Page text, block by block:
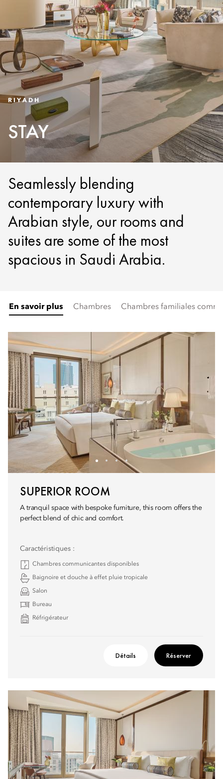
RIYADH
STAY
Seamlessly blending
contemporary luxury with
Arabian style, our rooms and
suites are some of the most
spacious in Saudi Arabia.
En savoir plus Chambres Chambres familiales
SUPERIOR ROOM
A tranquil space with bespoke furniture, this room offers the
perfect blend of chic and comfort.
Caractéristiques :
Chambres communicantes disponibles
Baignoire et douche à effet pluie tropicale
Salon
Bureau
Réfrigérateur
Détails Réserver